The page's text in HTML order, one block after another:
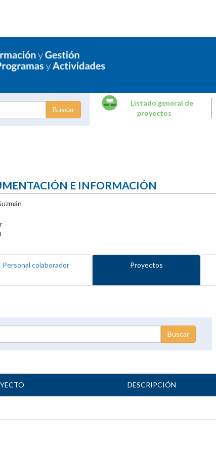
Listado general de
proyectos
E INFORMACIÓN
Personal colaborador Proyectos
DESCRIPCIÓN